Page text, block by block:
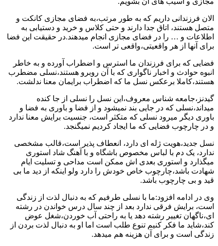
الان فرزندانی داریم که به طور مرتب،به فضای مجازی کانکت و
متصل هستند، اتاق جدا دارند و حتی کلاس و خرید و دستیابی به
اطلاعات و … را در فضای مجازی انجام میدهند.در حقیقت این فضا
برای آنها از هر واقعیتی،واقعی تر است.
فضایی که برای فرزندان ما استرس و اضطراب آورده و به خاطر
انبوه حوادث و اخبار ناگواری که با آن روبرو هستند،نسلی مضطرب
هستند،کاملا برعکس نسل ما که اضطراب برایمان معنا ندلشت.
گیدنز،جامعه شناس معروف،این نسل را نسلی از جا کنده
میداند،نسلی که در جایی بند نمیشود و از فضا و باوری به فضا و
باوری دیگر میرود نسلی که متکثر است، جنسیت برایش معنا ندارد
و در چارچوب فضایی که ما ایجاد کردیم نمیگنجد.
نسل جدید،هویت ژله ای دارد، انعطاف پذیر است،قالب مشخصی
ندارد، یک دم با لباس مخصوص باشگاه و با آهنگ شاد استوری
میگذارد و استوری بعدی اش ممکن است مداحی و تسلیت ایام
شهادت باشد،چارچوب خاص خودش را دارد ولو اینکه از دید ما بی
قید و بی چارچوب باشد.
وی در ادامه افزود:ما با نسلی طرفیم که به دنبال لذت از زندگی
است، برایش فرقی ندارد بعد از چند سال درس خواندن در رشته
ای،ناگهان تغییر رشته دهد یا به راحتی آب خوردن،شغل عوض
کند،شاید ما فکر کنیم تنوع طلب است اما او به دنبال لذت بردن از
زندگی است و برای آن هزینه هم میدهد.